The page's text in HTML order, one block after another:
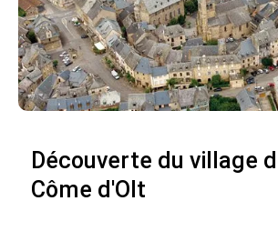
Découverte du village
Côme d'Olt